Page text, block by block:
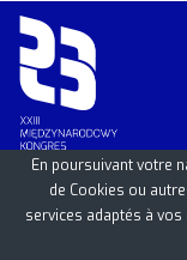
En poursuivant votre
de Cookies ou
services adaptés à